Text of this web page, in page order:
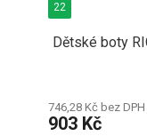
Dětské boty
746,28 Kč bez DPH
903 Kč
22